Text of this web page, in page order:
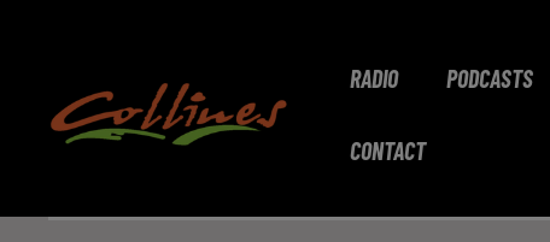
RADIO PODCASTS
CONTACT